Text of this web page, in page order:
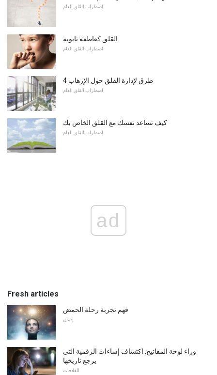
اضطراب القلق العام
القلق كعاطفة ثانوية
اضطراب القلق العام
4 طرق لإدارة القلق حول الإرهاب
اضطراب القلق العام
كيف تساعد نفسك مع القلق الخاص بك
اضطراب القلق العام
ad
Fresh articles
فهم تجربة رحلة الحمض
إدمان
وراء لوحة المفاتيح: اكتشاف إساءات الرقمية التي
يرجع تاريخها
العلاقات